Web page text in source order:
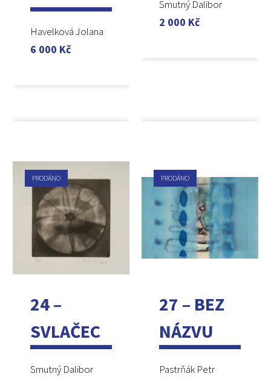
Havelková Jolana
6 000 Kč
Smutný Dalibor
2 000 Kč
PRODÁNO
24 –
SVLAČEC
Smutný Dalibor
PRODÁNO
27 – BEZ
NÁZVU
Pastrňák Petr